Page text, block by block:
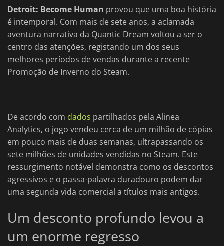
Detroit: Become Human provou que uma boa história
é intemporal. Com mais de sete anos, a aclamada
aventura narrativa da Quantic Dream voltou a ser o
centro das atenções, registando um dos seus
melhores períodos de vendas durante a recente
Promoção de Inverno do Steam.
De acordo com dados partilhados pela Alinea
Analytics, o jogo vendeu cerca de um milhão de cópias
em pouco mais de duas semanas, ultrapassando os
sete milhões de unidades vendidas no Steam. Este
ressurgimento notável demonstra como os descontos
agressivos e o passa-palavra duradouro podem dar
uma segunda vida comercial a títulos mais antigos.
Um desconto profundo levou a
um enorme regresso